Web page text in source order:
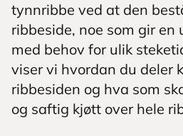
tynnribbe ved at den
ribbeside, noe som gir
med behov for ulik
viser vi hvordan du deler
ribbesiden og hva som
og saftig kjøtt over hele